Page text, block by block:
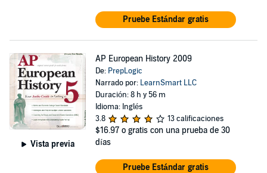
Pruebe Estándar gratis
Vista previa
AP European History 2009
De: PrepLogic
Narrado por: LearnSmart LLC
Duración: 8 h y 56 m
Idioma: Inglés
3.8
13 calificaciones
$16.97 o gratis con una prueba de 30
días
Pruebe Estándar gratis